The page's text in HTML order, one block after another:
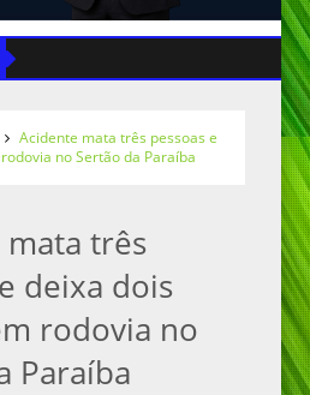
Acidente mata três pessoas e
no Sertão da Paraíba
três
deixa dois
rodovia no
Paraíba